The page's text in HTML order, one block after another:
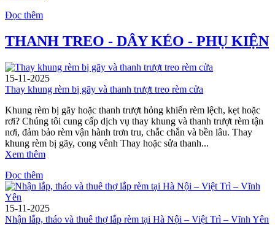
Đọc thêm
THANH TREO - DÂY KÉO - PHỤ KIỆN
15-11-2025
Thay khung rèm bị gãy và thanh trượt treo rèm cửa
Khung rèm bị gãy hoặc thanh trượt hỏng khiến rèm lệch, kẹt hoặc
rơi? Chúng tôi cung cấp dịch vụ thay khung và thanh trượt rèm tận
nơi, đảm bảo rèm vận hành trơn tru, chắc chắn và bền lâu. Thay
khung rèm bị gãy, cong vênh Thay hoặc sửa thanh...
Xem thêm
Đọc thêm
15-11-2025
Nhận lắp, tháo và thuê thợ lắp rèm tại Hà Nội – Việt Trì – Vĩnh Yên